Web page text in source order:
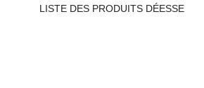
LISTE DES PRODUITS DÉESSE